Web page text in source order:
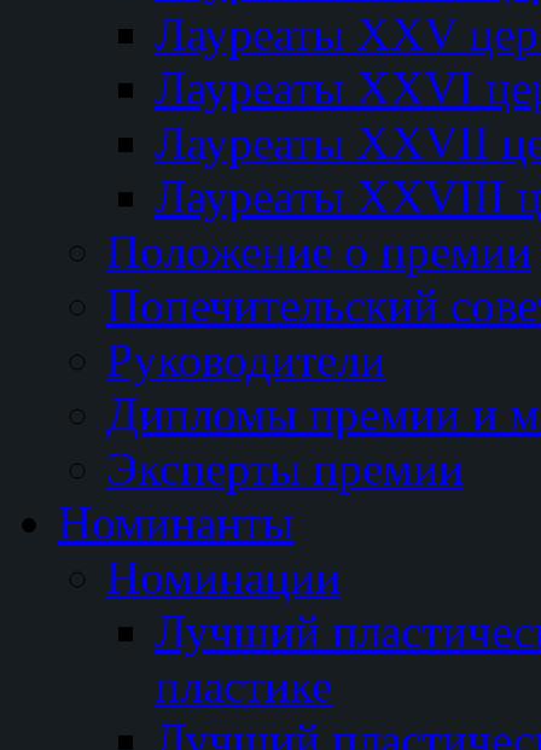
Лауреаты XXV
Лауреаты XXVI
Лауреаты XXVII
Лауреаты XXVIII
Положение о премии
Попечительский
Руководители
Дипломы премии и
Эксперты премии
Номинанты
Номинации
Лучший
пластике
Лучший